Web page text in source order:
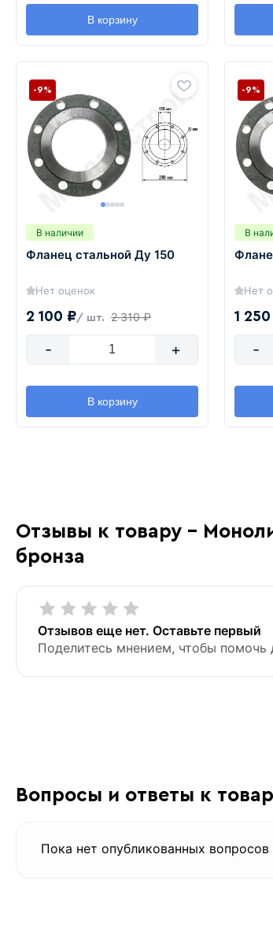
В корзину
В наличии
Фланец стальной Ду 150
Нет оценок
2 100 ₽/ шт. 2 310 ₽
-9%
- +
В корзину
В
Нет
1
-9%
-
Отзывы к товару -
бронза
Отзывов еще нет. Оставьте первый
Поделитесь мнением, чтобы помочь
Вопросы и ответы к
Пока нет опубликованных вопросов